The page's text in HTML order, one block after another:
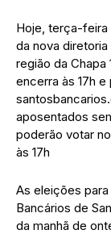
Hoje, terça-feira
da nova
região da Chapa
encerra às 17h
aposentados
poderão votar
às 17h
As eleições
Bancários de
da manhã de